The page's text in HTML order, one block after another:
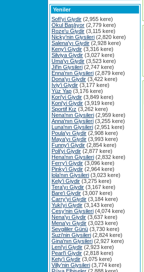
Yeniler
Sofi'yi Giydir (2,955 kere)
Okul Başlıyor (2,779 kere)
Roze'u Giydir (3,115 kere)
Nicky'nin Giysileri (2,820 kere)
Salena'yı Giydir (2,928 kere)
Keny'i Giydir (3,316 kere)
Silviya Giydir (3,027 kere)
Uma'yı Giydir (3,523 kere)
Jil'in Giysileri (2,747 kere)
Enna'nın Giysileri (2,879 kere)
Dona'yı Giydir (3,422 kere)
Iviy'i Giydir (3,177 kere)
Yüz Yap (3,176 kere)
Kori'yi Giydir (3,849 kere)
Koni'yi Giydir (3,919 kere)
Sportif Kız (3,262 kere)
Nena'nın Giysileri (2,959 kere)
Anna'nın Giysileri (3,255 kere)
Luna'nın Giysileri (2,951 kere)
Poula'yı Giydir (2,908 kere)
Maya'yı Giydir (3,993 kere)
Funny'i Giydir (2,854 kere)
Poli'yi Giydir (2,877 kere)
Hena'nın Giysileri (2,832 kere)
Ferry'i Giydir (3,096 kere)
Pinky'i Giydir (2,964 kere)
lola'nın Giysileri (3,023 kere)
Kely'i Giydir (3,275 kere)
Tera'yı Giydir (3,167 kere)
Bare'i Giydir (3,007 kere)
Carry'yi Giydir (3,184 kere)
Yuki'yi Giydir (3,143 kere)
Cesy'nin Giysileri (4,074 kere)
Nena'yı Giydir (3,637 kere)
Mena'yı Giydir (3,023 kere)
Sevgililer Günü (3,730 kere)
Suzi'nin Giysileri (2,824 kere)
Gina'nın Giysileri (2,927 kere)
Leni'yi Giydir (2,923 kere)
Pearl'i Giydir (2,818 kere)
Kety'i Giydir (3,075 kere)
Villy'nin Giysileri (3,774 kere)